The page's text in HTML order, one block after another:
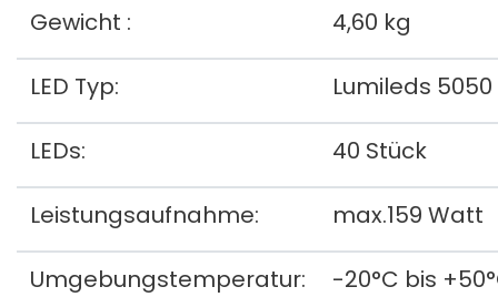
Gewicht : 4,60 kg
LED Typ: Lumileds 5050
LEDs: 40 Stück
Leistungsaufnahme: max.159 Watt
Umgebungstemperatur: -20°C bis